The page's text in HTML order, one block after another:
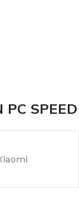
PC SPEED